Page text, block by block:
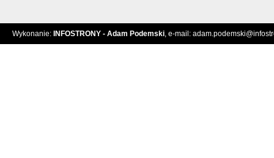
Wykonanie: INFOSTRONY - Adam Podemski, e-mail: